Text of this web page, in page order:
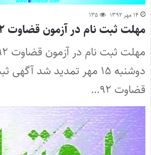
۱۴ مهر ۱۳۹۲ ۱۳۵
مهلت ثبت نام در آزمون قضاوت ۹۲ تمدید شد
دوشنبه ۱۵ مهر تمدید شد
قضاوت ۹۲…